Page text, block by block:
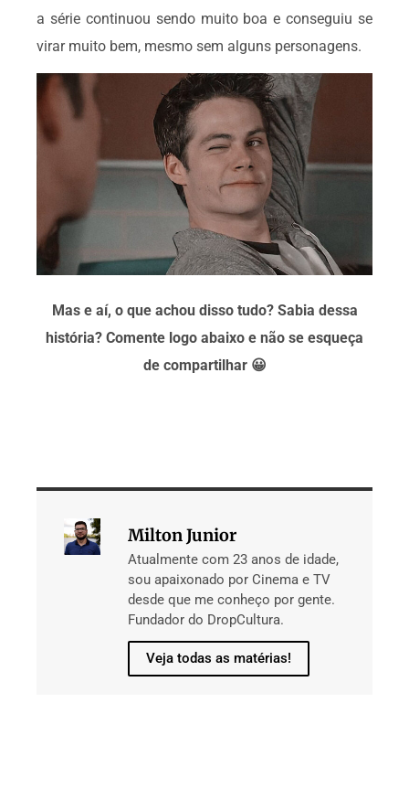
a série continuou sendo muito boa e conseguiu se
virar muito bem, mesmo sem alguns personagens.
Mas e aí, o que achou disso tudo? Sabia dessa
história? Comente logo abaixo e não se esqueça
de compartilhar 😀
Milton Junior
Atualmente com 23 anos de idade,
sou apaixonado por Cinema e TV
desde que me conheço por gente.
Fundador do DropCultura.
Veja todas as matérias!